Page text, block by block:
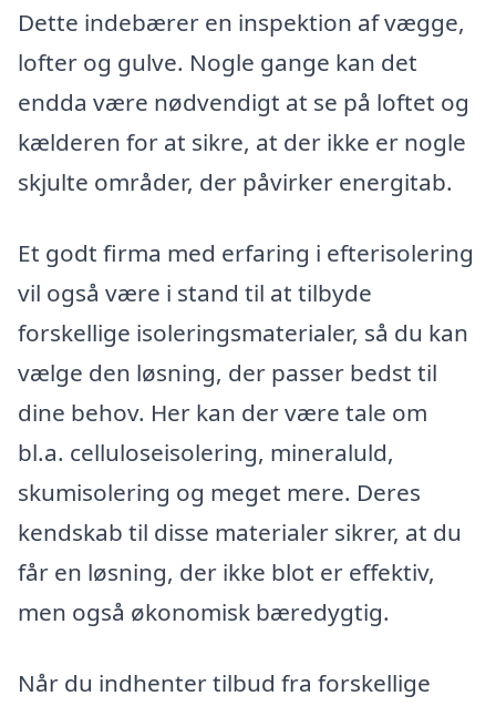
Dette indebærer en inspektion af vægge,
lofter og gulve. Nogle gange kan det
endda være nødvendigt at se på loftet og
kælderen for at sikre, at der ikke er nogle
skjulte områder, der påvirker energitab.
Et godt firma med erfaring i efterisolering
vil også være i stand til at tilbyde
forskellige isoleringsmaterialer, så du kan
vælge den løsning, der passer bedst til
dine behov. Her kan der være tale om
bl.a. celluloseisolering, mineraluld,
skumisolering og meget mere. Deres
kendskab til disse materialer sikrer, at du
får en løsning, der ikke blot er effektiv,
men også økonomisk bæredygtig.
Når du indhenter tilbud fra forskellige